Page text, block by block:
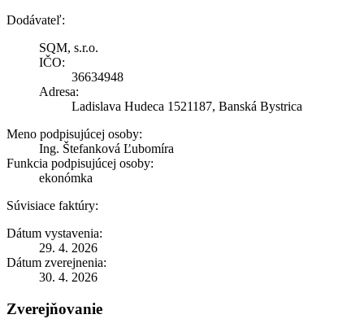
Dodávateľ:
SQM, s.r.o.
IČO:
36634948
Adresa:
Ladislava Hudeca 1521187, Banská Bystrica
Meno podpisujúcej osoby:
Ing. Štefanková Ľubomíra
Funkcia podpisujúcej osoby:
ekonómka
Súvisiace faktúry:
Dátum vystavenia:
29. 4. 2026
Dátum zverejnenia:
30. 4. 2026
Zverejňovanie